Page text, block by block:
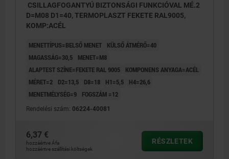
CSILLAGFOGANTYÚ BIZTONSÁGI FUNKCIÓVAL MÉ.2
D=M08 D1=40, TERMOPLASZT FEKETE RAL9005,
KOMP:ACÉL
MENETTÍPUS=BELSŐ MENET
KÜLSŐ ÁTMÉRŐ=40
MAGASSÁG=30,5
MENET=M8
ALAPTEST SZÍNE=FEKETE RAL 9005
KOMPONENS ANYAGA=ACÉL
MÉRET=2
D2=13,5 D8=18 H1=5,5
H4=26,6
MENETMÉLYSÉG=9
FOGSZÁM =12
Rendelési szám: 06224-40081
6,37 €
hozzáértve Áfa
hozzáértve szállítási költségek
RÉSZLETEK